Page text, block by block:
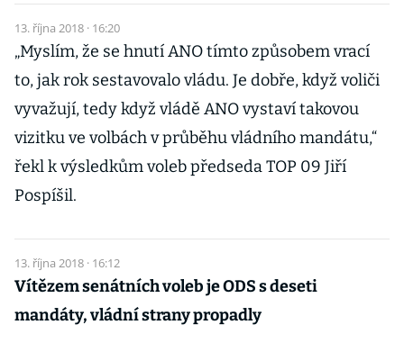
13. října 2018 · 16:20
„Myslím, že se hnutí ANO tímto způsobem vrací
to, jak rok sestavovalo vládu. Je dobře, když voliči
vyvažují, tedy když vládě ANO vystaví takovou
vizitku ve volbách v průběhu vládního mandátu,“
řekl k výsledkům voleb předseda TOP 09 Jiří
Pospíšil.
13. října 2018 · 16:12
Vítězem senátních voleb je ODS s deseti
mandáty, vládní strany propadly